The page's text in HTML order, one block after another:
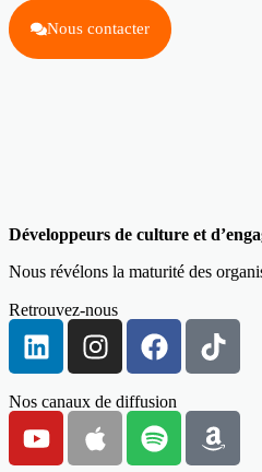
Nous contacter
Développeurs de culture et
Nous révélons la maturité des
Retrouvez-nous
Nos canaux de diffusion